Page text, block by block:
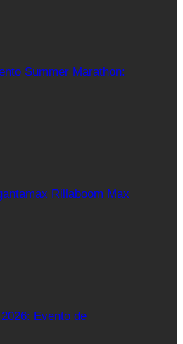
Summer Marathon:
Rillaboom Max
Evento de